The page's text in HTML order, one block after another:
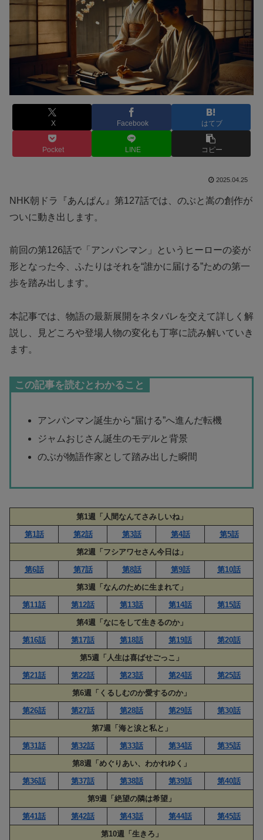
X Facebook はてブ
Pocket LINE コピー
2025.04.25
NHK朝ドラ『あんぱん』第127話では、のぶと嵩の創作が
ついに動き出します。
前回の第126話で「アンパンマン」というヒーローの姿が
形となった今、ふたりはそれを“誰かに届ける”ための第一
歩を踏み出します。
本記事では、物語の最新展開をネタバレを交えて詳しく解
説し、見どころや登場人物の変化も丁寧に読み解いていき
ます。
この記事を読むとわかること
アンパンマン誕生から“届ける”へ進んだ転機
ジャムおじさん誕生のモデルと背景
のぶが物語作家として踏み出した瞬間
第1週「人間なんてさみしいね」
第1話
第2話 第3話 第4話
第5話
第2週「フシアワセさん今日は」
第6話
第7話 第8話 第9話
第10話
第3週「なんのために生まれて」
第11話
第12話 第13話 第14話
第15話
第4週「なにをして生きるのか」
第16話
第17話 第18話 第19話
第20話
第5週「人生は喜ばせごっこ」
第21話
第22話 第23話 第24話
第25話
第6週「くるしむのか愛するのか」
第26話
第27話 第28話 第29話
第30話
第7週「海と涙と私と」
第31話
第32話 第33話 第34話
第35話
第8週「めぐりあい、わかれゆく」
第36話
第37話 第38話 第39話
第40話
第9週「絶望の隣は希望」
第41話
第42話 第43話 第44話
第45話
第10週「生きろ」